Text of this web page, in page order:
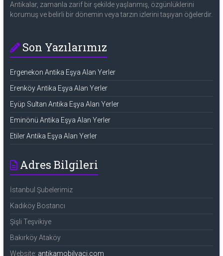
Antikalar, zamanla zarif bir şekilde yaşlanmış, özgünlüklerini
korumuş ve belirli bir dönemin veya tarzın izlerini taşıyan öğelerdir.
Son Yazılarımız
Ergenekon Antika Eşya Alan Yerler
Erenköy Antika Eşya Alan Yerler
Eyüp Sultan Antika Eşya Alan Yerler
Eminönü Antika Eşya Alan Yerler
Etiler Antika Eşya Alan Yerler
Adres Bilgileri
İstanbul Şubelerimiz
Kadıköy Bostancı
Şişli Teşvikiye
Bakırköy Ataköy
Website: antikamobilyaci.com